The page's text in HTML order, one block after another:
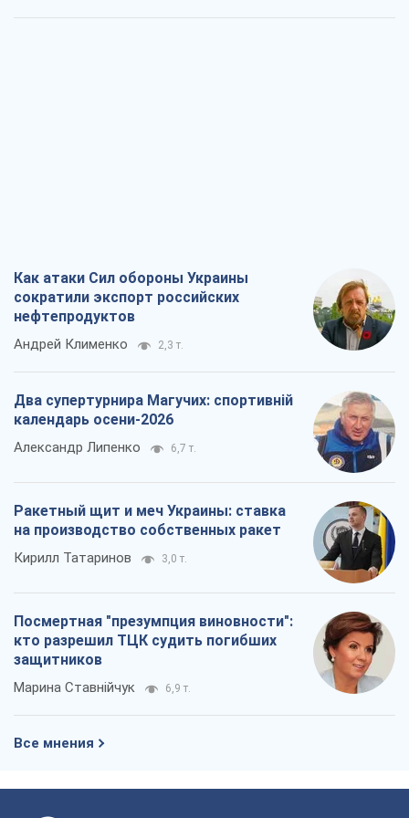
Как атаки Сил обороны Украины
сократили экспорт российских
нефтепродуктов
Андрей Клименко 2,3 т.
Два супертурнира Магучих: спортивній
календарь осени-2026
Александр Липенко 6,7 т.
Ракетный щит и меч Украины: ставка
на производство собственных ракет
Кирилл Татаринов 3,0 т.
Посмертная "презумпция виновности":
кто разрешил ТЦК судить погибших
защитников
Марина Ставнійчук 6,9 т.
Все мнения